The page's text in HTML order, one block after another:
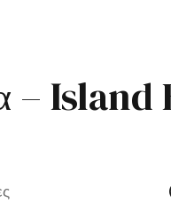
– Island